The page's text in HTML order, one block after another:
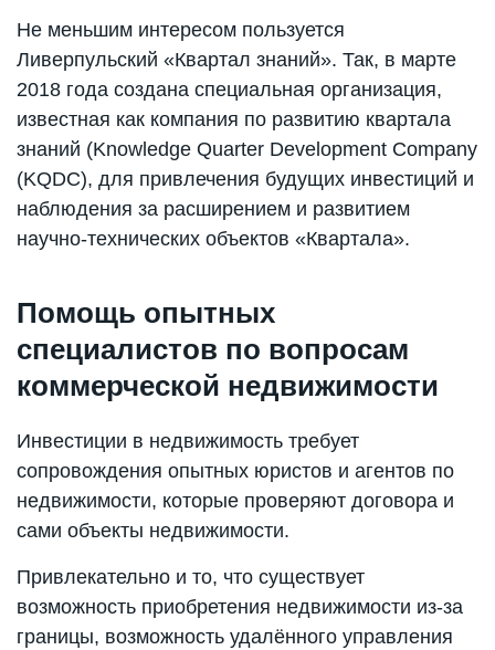
Не меньшим интересом пользуется
Ливерпульский «Квартал знаний». Так, в марте
2018 года создана специальная организация,
известная как компания по развитию квартала
знаний (Knowledge Quarter Development Company
(KQDC), для привлечения будущих инвестиций и
наблюдения за расширением и развитием
научно-технических объектов «Квартала».
Помощь опытных
специалистов по вопросам
коммерческой недвижимости
Инвестиции в недвижимость требует
сопровождения опытных юристов и агентов по
недвижимости, которые проверяют договора и
сами объекты недвижимости.
Привлекательно и то, что существует
возможность приобретения недвижимости из-за
границы, возможность удалённого управления